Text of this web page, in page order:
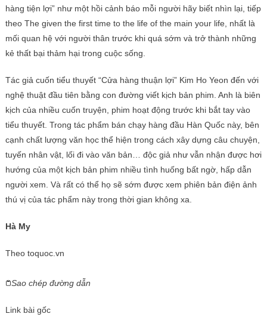
hàng tiện lợi” như một hồi cảnh báo mỗi người hãy biết nhìn lại, tiếp
theo The given the first time to the life of the main your life, nhất là
mối quan hệ với người thân trước khi quá sớm và trở thành những
kẻ thất bại thảm hại trong cuộc sống.
Tác giả cuốn tiểu thuyết “Cửa hàng thuận lợi” Kim Ho Yeon đến với
nghệ thuật đầu tiên bằng con đường viết kịch bản phim. Anh là biên
kịch của nhiều cuốn truyện, phim hoạt động trước khi bắt tay vào
tiểu thuyết. Trong tác phẩm bán chạy hàng đầu Hàn Quốc này, bên
cạnh chất lượng văn học thể hiện trong cách xây dựng câu chuyện,
tuyến nhân vật, lối đi vào văn bản… độc giả như vẫn nhận được hơi
hướng của một kịch bản phim nhiều tình huống bất ngờ, hấp dẫn
người xem. Và rất có thể họ sẽ sớm được xem phiên bản điện ảnh
thú vị của tác phẩm này trong thời gian không xa.
Hà My
Theo toquoc.vn
Sao chép đường dẫn
Link bài gốc